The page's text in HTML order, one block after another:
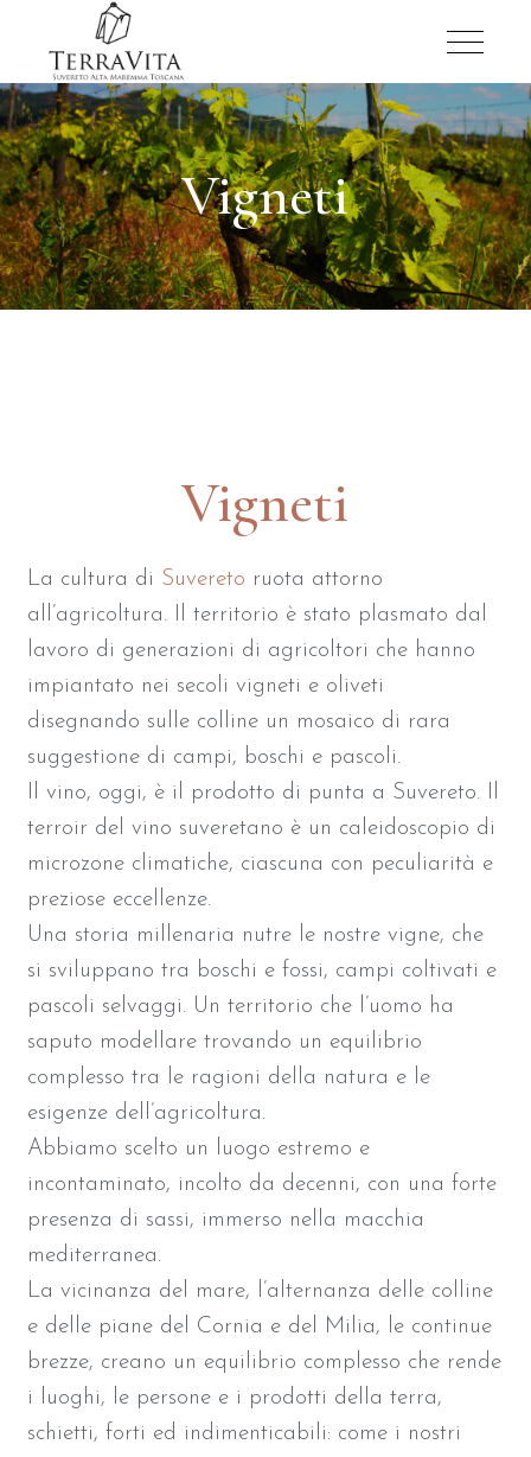
Vigneti
Vigneti
La cultura di Suvereto ruota attorno
all’agricoltura. Il territorio è stato plasmato dal
lavoro di generazioni di agricoltori che hanno
impiantato nei secoli vigneti e oliveti
disegnando sulle colline un mosaico di rara
suggestione di campi, boschi e pascoli.
Il vino, oggi, è il prodotto di punta a Suvereto. Il
terroir del vino suveretano è un caleidoscopio di
microzone climatiche, ciascuna con peculiarità e
preziose eccellenze.
Una storia millenaria nutre le nostre vigne, che
si sviluppano tra boschi e fossi, campi coltivati e
pascoli selvaggi. Un territorio che l’uomo ha
saputo modellare trovando un equilibrio
complesso tra le ragioni della natura e le
esigenze dell’agricoltura.
Abbiamo scelto un luogo estremo e
incontaminato, incolto da decenni, con una forte
presenza di sassi, immerso nella macchia
mediterranea.
La vicinanza del mare, l’alternanza delle colline
e delle piane del Cornia e del Milia, le continue
brezze, creano un equilibrio complesso che rende
i luoghi, le persone e i prodotti della terra,
schietti, forti ed indimenticabili: come i nostri